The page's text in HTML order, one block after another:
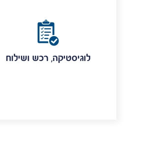
לוגיסטיקה, רכש ושילוח